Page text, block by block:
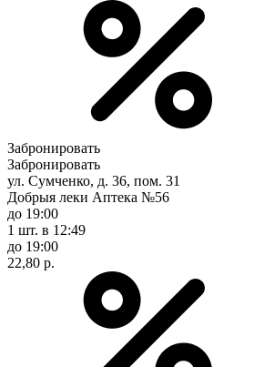
Забронировать
Забронировать
ул. Сумченко, д. 36, пом. 31
Добрыя леки Аптека №56
до 19:00
1 шт. в 12:49
до 19:00
22,80 р.